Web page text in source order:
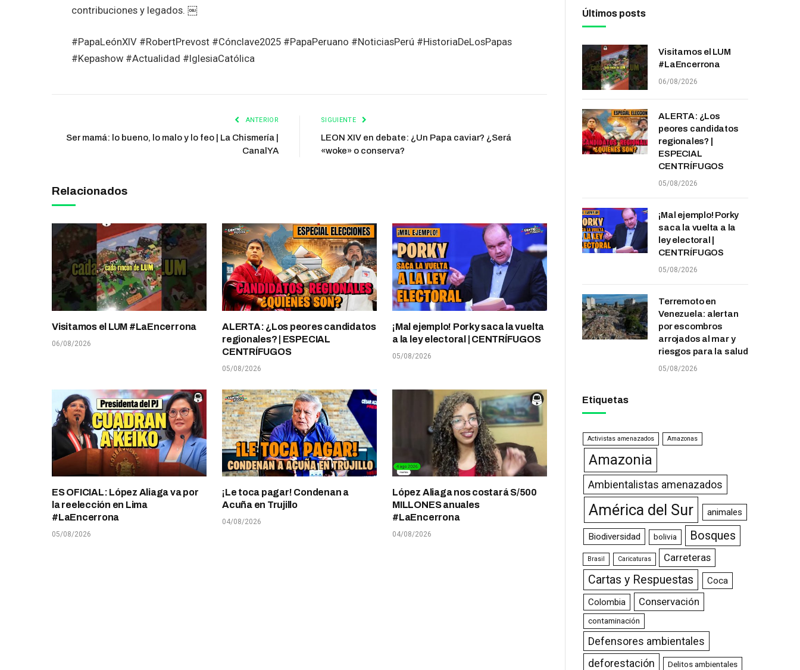
contribuciones y legados. ￼
#PapaLeónXIV #RobertPrevost #Cónclave2025 #PapaPeruano #NoticiasPerú #HistoriaDeLosPapas
#Kepashow #Actualidad #IglesiaCatólica
ANTERIOR
Ser mamá: lo bueno, lo malo y lo feo | La Chismería |
CanalYA
SIGUIENTE
LEON XIV en debate: ¿Un Papa caviar? ¿Será
«woke» o conserva?
Relacionados
Visitamos el LUM #LaEncerrona
06/08/2026
ALERTA: ¿Los peores candidatos
regionales? | ESPECIAL
CENTRÍFUGOS
05/08/2026
¡Mal ejemplo! Porky saca la vuelta
a la ley electoral | CENTRÍFUGOS
05/08/2026
ES OFICIAL: López Aliaga va por
la reelección en Lima
#LaEncerrona
05/08/2026
¡Le toca pagar! Condenan a
Acuña en Trujillo
04/08/2026
López Aliaga nos costará S/500
MILLONES anuales
#LaEncerrona
04/08/2026
Últimos posts
Visitamos el LUM
#LaEncerrona
06/08/2026
ALERTA: ¿Los
peores candidatos
regionales? |
ESPECIAL
CENTRÍFUGOS
05/08/2026
¡Mal ejemplo! Porky
saca la vuelta a la
ley electoral |
CENTRÍFUGOS
05/08/2026
Terremoto en
Venezuela: alertan
por escombros
arrojados al mar y
riesgos para la salud
05/08/2026
Etiquetas
Activistas amenazados Amazonas
Amazonia
Ambientalistas amenazados
América del Sur animales
Biodiversidad bolivia Bosques
Brasil Caricaturas Carreteras
Cartas y Respuestas
Coca
Colombia
Conservación
contaminación
Defensores ambientales
deforestación
Delitos ambientales